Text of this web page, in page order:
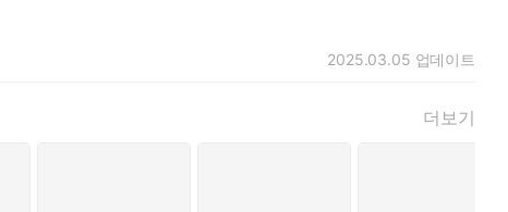
2025.03.05 업데이트
더보기